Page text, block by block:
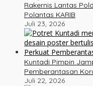
Rakernis Lantas
Polantas KARIB
Juli 23, 2026
Kuntadi Pimpin
Pemberantasan
Juli 22, 2026